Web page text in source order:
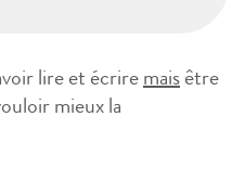
lire et écrire mais être
mieux la